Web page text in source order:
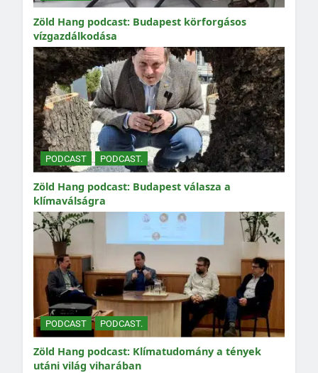
Zöld Hang podcast: Budapest körforgásos
vízgazdálkodása
PODCAST PODCAST.
Zöld Hang podcast: Budapest válasza a
klímaválságra
PODCAST PODCAST.
Zöld Hang podcast: Klímatudomány a tények
utáni világ viharában